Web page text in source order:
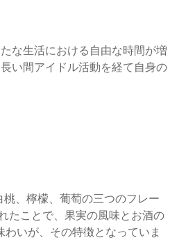
な生活における自由な時間が増
い間アイドル活動を経て自身の
、檸檬、葡萄の三つのフレー
たことで、果実の風味とお酒の
いが、その特徴となっていま